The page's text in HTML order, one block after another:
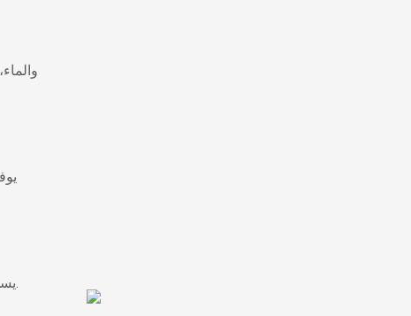
يسمح هيكل الرغوة الناقل بارتفاع الرغوة بشكل مستقر ويدعم إنتاج الرغوة الكتلية بشكل مستمر.